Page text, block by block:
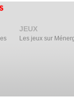
JEUX
Les jeux sur